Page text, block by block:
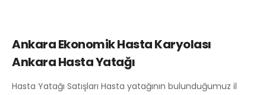
Ankara Ekonomik Hasta Karyolası
Ankara Hasta Yatağı
Hasta Yatağı Satışları Hasta yatağının bulunduğumuz il